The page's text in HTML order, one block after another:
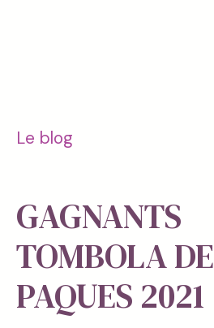
Le blog
GAGNANTS
TOMBOLA DE
PAQUES 2021